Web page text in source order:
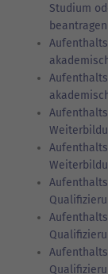
Studium
beantragen